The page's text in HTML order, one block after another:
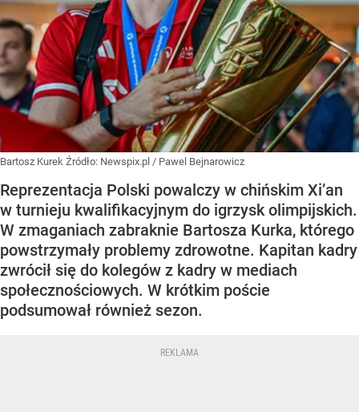
Bartosz Kurek Źródło: Newspix.pl / Pawel Bejnarowicz
Reprezentacja Polski powalczy w chińskim Xi’an
w turnieju kwalifikacyjnym do igrzysk olimpijskich.
W zmaganiach zabraknie Bartosza Kurka, którego
powstrzymały problemy zdrowotne. Kapitan kadry
zwrócił się do kolegów z kadry w mediach
społecznościowych. W krótkim poście
podsumował również sezon.